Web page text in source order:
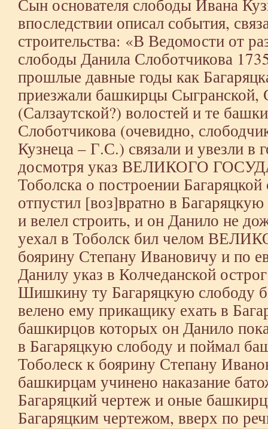
Сын основателя слободы Ивана
впоследствии описал события,
строительства: «В Ведомости от
слободы Данила Слоботчикова
прошлые давные годы как
приезжали башкирцы Сыгранской,
(Салзаутской?) волостей и те
Слоботчикова (очевидно,
Кузнеца – Г.С.) связали и увезли
досмотря указ ВЕЛИКОГО
Тоболска о построении
отпустил [воз]вратно в
и велел строить, и он Данило не
уехал в Тоболск бил челом
боярину Степану Ивановичу и по
Данилу указ в Колчеданской
Шишкину ту Багаряцкую слободу
велено ему прикащику ехать в
башкирцов которых он Данило
в Багаряцкую слободу и поймал
Тоболеск к боярину Степану
башкирцам учинено наказание
Багаряцкий чертеж и оные
Багаряцким чертежом, вверх по